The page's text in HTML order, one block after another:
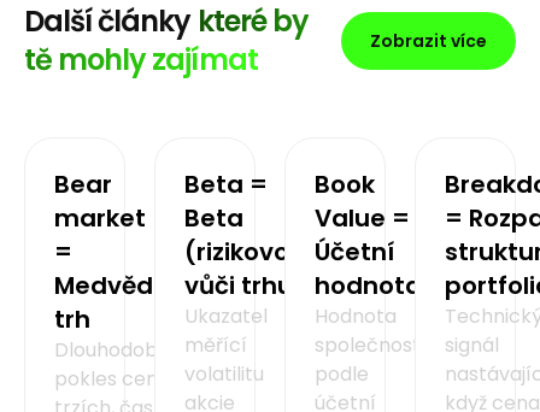
Další články které by
tě mohly zajímat
Zobrazit více
Bear
market
=
Medvědí
trh
Dlouhodobý
pokles cen na
Beta =
Beta
(rizikovost
vůči trhu)
Ukazatel
měřící
volatilitu
akcie
Book
Value =
Účetní
hodnota
Hodnota
společnosti
podle
účetní
=
signál
když cena